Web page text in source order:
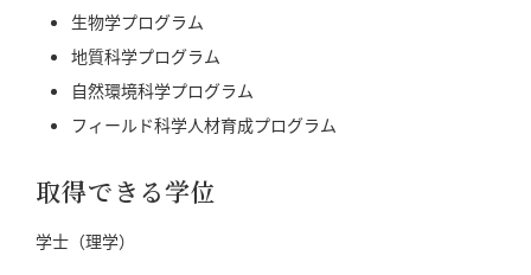
生物学プログラム
地質科学プログラム
自然環境科学プログラム
フィールド科学人材育成プログラム
取得できる学位
学士（理学）